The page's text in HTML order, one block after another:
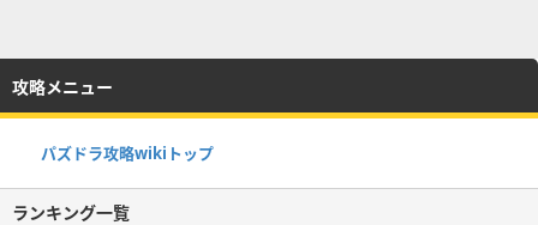
攻略メニュー
パズドラ攻略wikiトップ
ランキング一覧